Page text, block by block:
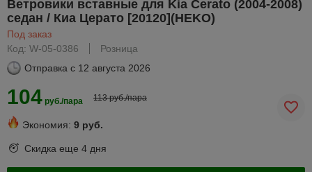
Ветровики вставные для Kia Cerato (2004-2008)
седан / Киа Церато [20120](HEKO)
Под заказ
Код: W-05-0386
Розница
Отправка с 12 августа 2026
104 руб./пара 113 руб./пара
Экономия: 9 руб.
Скидка еще 4 дня